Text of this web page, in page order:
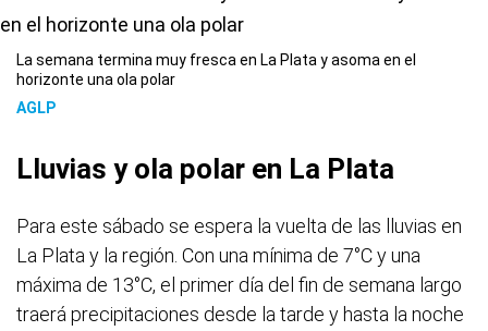
La semana termina muy fresca en La Plata y asoma en el
horizonte una ola polar
AGLP
Lluvias y ola polar en La Plata
Para este sábado se espera la vuelta de las lluvias en
La Plata y la región. Con una mínima de 7°C y una
máxima de 13°C, el primer día del fin de semana largo
traerá precipitaciones desde la tarde y hasta la noche